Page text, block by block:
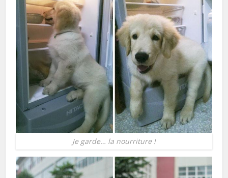
Je garde… la nourriture !